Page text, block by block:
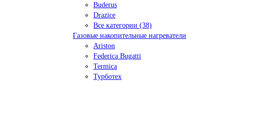
Buderus
Drazice
Все категории (38)
Газовые накопительные нагреватели
Ariston
Federica Bugatti
Termica
Турботех